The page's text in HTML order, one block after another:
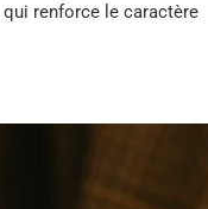
qui renforce le caractère